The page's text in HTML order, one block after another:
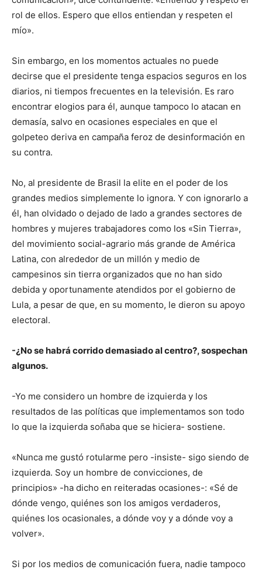
rol de ellos. Espero que ellos entiendan y respeten el
mío».
Sin embargo, en los momentos actuales no puede
decirse que el presidente tenga espacios seguros en los
diarios, ni tiempos frecuentes en la televisión. Es raro
encontrar elogios para él, aunque tampoco lo atacan en
demasía, salvo en ocasiones especiales en que el
golpeteo deriva en campaña feroz de desinformación en
su contra.
No, al presidente de Brasil la elite en el poder de los
grandes medios simplemente lo ignora. Y con ignorarlo a
él, han olvidado o dejado de lado a grandes sectores de
hombres y mujeres trabajadores como los «Sin Tierra»,
del movimiento social-agrario más grande de América
Latina, con alrededor de un millón y medio de
campesinos sin tierra organizados que no han sido
debida y oportunamente atendidos por el gobierno de
Lula, a pesar de que, en su momento, le dieron su apoyo
electoral.
-¿No se habrá corrido demasiado al centro?, sospechan
algunos.
-Yo me considero un hombre de izquierda y los
resultados de las políticas que implementamos son todo
lo que la izquierda soñaba que se hiciera- sostiene.
«Nunca me gustó rotularme pero -insiste- sigo siendo de
izquierda. Soy un hombre de convicciones, de
principios» -ha dicho en reiteradas ocasiones-: «Sé de
dónde vengo, quiénes son los amigos verdaderos,
quiénes los ocasionales, a dónde voy y a dónde voy a
volver».
Si por los medios de comunicación fuera, nadie tampoco